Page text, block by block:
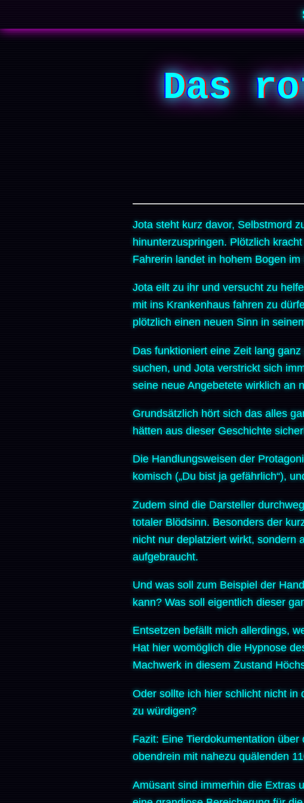
Das
Jota steht kurz davor, Selbstmord
hinunterzuspringen. Plötzlich
Fahrerin landet in hohem Bogen im
Jota eilt zu ihr und versucht zu
mit ins Krankenhaus fahren zu
plötzlich einen neuen Sinn in
Das funktioniert eine Zeit lang
suchen, und Jota verstrickt sich
seine neue Angebetete wirklich an
Grundsätzlich hört sich das alles
hätten aus dieser Geschichte
Die Handlungsweisen der
komisch („Du bist ja gefährlich“),
Zudem sind die Darsteller
totaler Blödsinn. Besonders der
nicht nur deplatziert wirkt, sondern
aufgebraucht.
Und was soll zum Beispiel der
kann? Was soll eigentlich dieser
Entsetzen befällt mich allerdings,
Hat hier womöglich die Hypnose
Machwerk in diesem Zustand
Oder sollte ich hier schlicht nicht
zu würdigen?
Fazit: Eine Tierdokumentation
obendrein mit nahezu quälenden
Amüsant sind immerhin die Extras